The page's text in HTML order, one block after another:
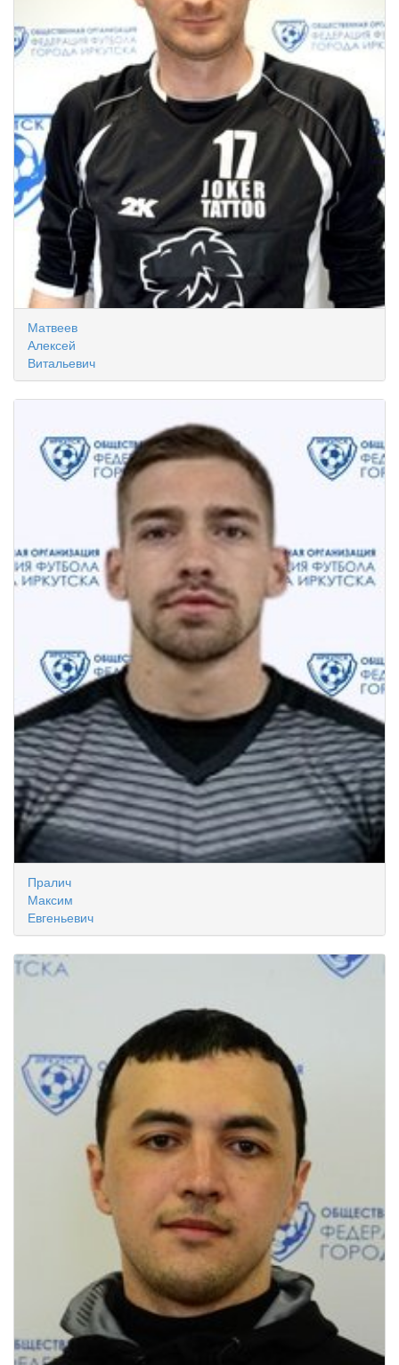
Матвеев
Алексей
Витальевич
Пралич
Максим
Евгеньевич